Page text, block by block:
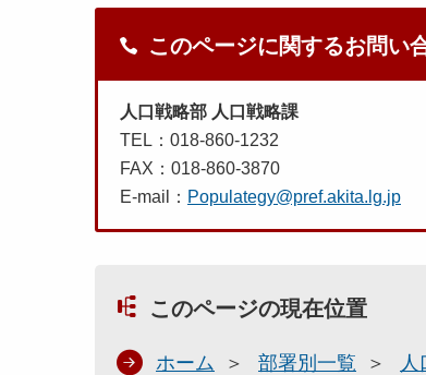
このページに関するお問い
人口戦略部 人口戦略課
TEL：018-860-1232
FAX：018-860-3870
E-mail： Populategy@pref.akita.lg.jp
このページの現在位置
ホーム 部署別一覧 人